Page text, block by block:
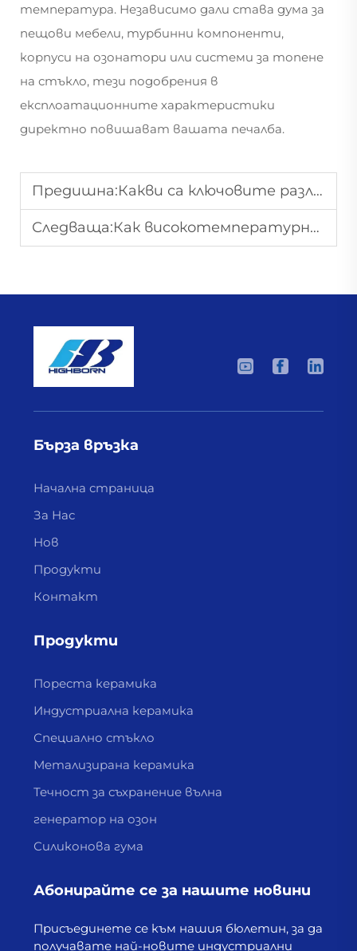
температура. Независимо дали става дума за
пещови мебели, турбинни компоненти,
корпуси на озонатори или системи за топене
на стъкло, тези подобрения в
експлоатационните характеристики
директно повишават вашата печалба.
Предишна:Какви са ключовите разлики между стандартните глазури и керамиката с глазура, устойчива на температури до 1400°C?
Следваща:Как високотемпературната керамична глазура с повишена термостойкост подобрява дълголетието на промишлените сензори
Бърза връзка
Начална страница
За Нас
Нов
Продукти
Контакт
Продукти
Пореста керамика
Индустриална керамика
Специално стъкло
Метализирана керамика
Течност за съхранение вълна
генератор на озон
Силиконова гума
Абонирайте се за нашите новини
Присъединете се към нашия бюлетин, за да
получавате най-новите индустриални